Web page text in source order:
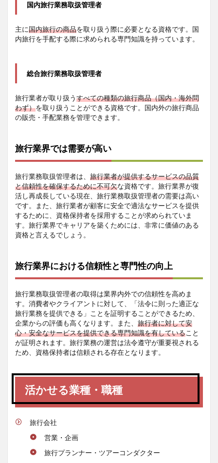
国内旅行業務取扱管理者
主に国内旅行の商品を取り扱う際に必要となる資格です。国
内旅行を手配する際に求められる専門知識を持っています。
総合旅行業務取扱管理者
旅行業者が取り扱うすべての種類の旅行商品（国内・海外問
わず）を取り扱うことができる資格です。国内外の旅行商品
の販売・手配業務を管理できます。
旅行業界では需要が高い
旅行業務取扱管理者は、 旅行業者が提供するサービスの品質
と信頼性を確保するために不可欠な資格です。旅行業界が復
活し再成長している現在、旅行業務取扱管理者の需要は高い
です。また、旅行業者が顧客に安全で適法なサービスを提供
するために、資格保持者を採用することが求められていま
す。旅行業界でキャリアを築くためには、非常に価値のある
資格と言えるでしょう。
旅行業界における信頼性と専門性の向上
旅行業務取扱管理者の取得は業界内外での信頼性を高めま
す。消費者やクライアントに対して、「法令に則った適正な
旅行業務を提供できる」ことを証明することができるため、
企業からの評価も高くなります。また、 旅行者に対して安
心・安全なサービスを提供できる専門知識を有していること
が証明されます。旅行業務の運営は法令遵守が重要視される
ため、資格保持者は信頼される存在となります。
活かせる業種・職種
旅行会社
営業・企画
旅行プランナー・ツアーコンダクター